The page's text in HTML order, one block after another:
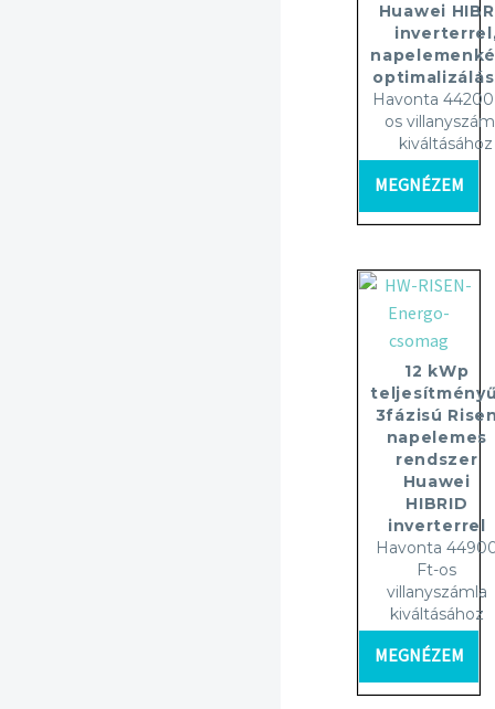
Huawei
Havonta
os
kiváltásához
MEGNÉZEM
12 kWp
3fázisú
napelemes
rendszer
Huawei
HIBRID
inverterrel
Havonta
Ft-os
villanyszámla
kiváltásához
MEGNÉZEM